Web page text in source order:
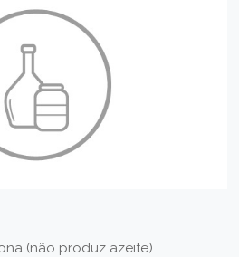
(não produz azeite)